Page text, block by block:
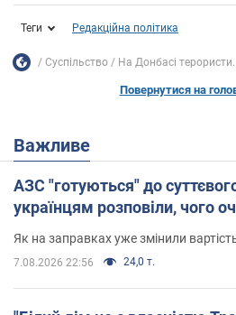
Теги Редакційна політика
Суспільство На Донбасі
Повернутися на
Важливе
АЗС "готуються" до
українцям розповіли, чого
Як на заправках уже змінили
7.08.2026 22:56 24,0 т.